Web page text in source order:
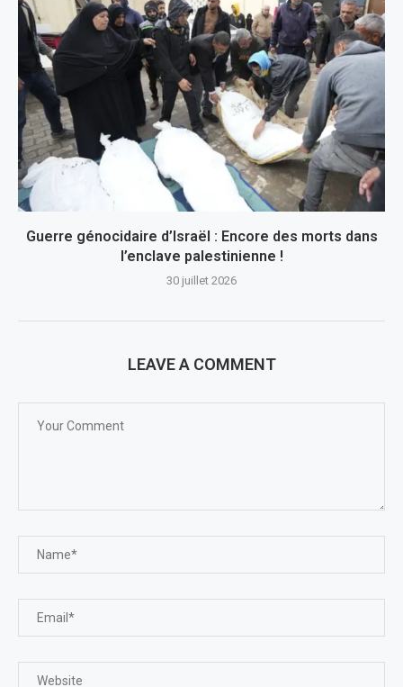
Guerre génocidaire d’Israël : Encore des morts dans
l’enclave palestinienne !
30 juillet 2026
LEAVE A COMMENT